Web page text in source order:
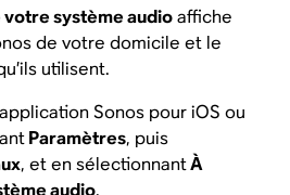
système audioaffiche
de votre domicile et le
utilisent.
Sonos pour iOS ou
Paramètres, puis
, et en sélectionnantÀ